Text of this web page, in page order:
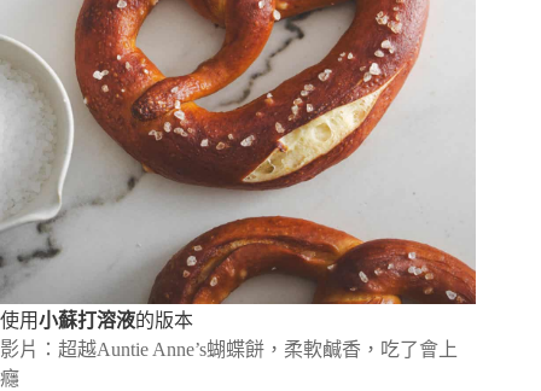
使用小蘇打溶液的版本
影片：超越Auntie Anne’s蝴蝶餅，柔軟鹹香，吃了會上
癮